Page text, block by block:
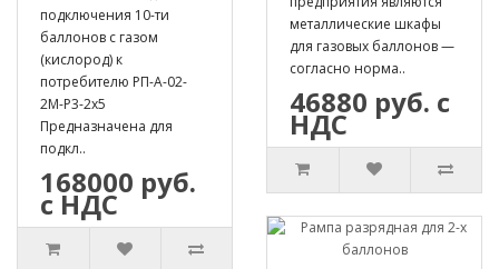
подключения 10-ти
баллонов с газом
(кислород) к
потребителю РП-А-02-
2М-Р3-2х5
Предназначена для
подкл..
168000 руб.
с НДС
металлические шкафы
для газовых баллонов —
согласно норма..
46880 руб. с
НДС